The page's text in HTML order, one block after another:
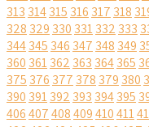
313 314315 316 317 318
328 329 330 331332 333
344345 346 347 348 349
360 361362 363 364365
375 376 377 378 379 380
390 391392 393 394395
406407408409410411